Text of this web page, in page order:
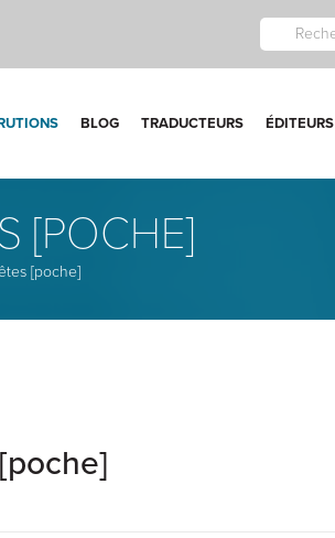
BLOG TRADUCTEURS ÉDITEURS
[POCHE]
[poche]